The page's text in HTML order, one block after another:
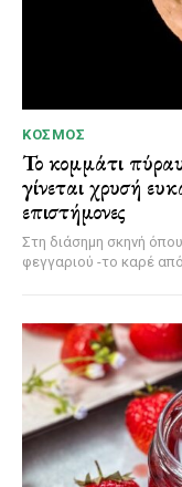
ΚΌΣΜΟΣ
Το κομμάτι
γίνεται χρυσή
επιστήμονες
Στη διάσημη σκηνή
φεγγαριού -το καρέ